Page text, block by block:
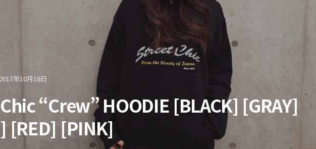
2017年10月18日
“Crew” HOODIE [BLACK] [GRAY]
[RED] [PINK]